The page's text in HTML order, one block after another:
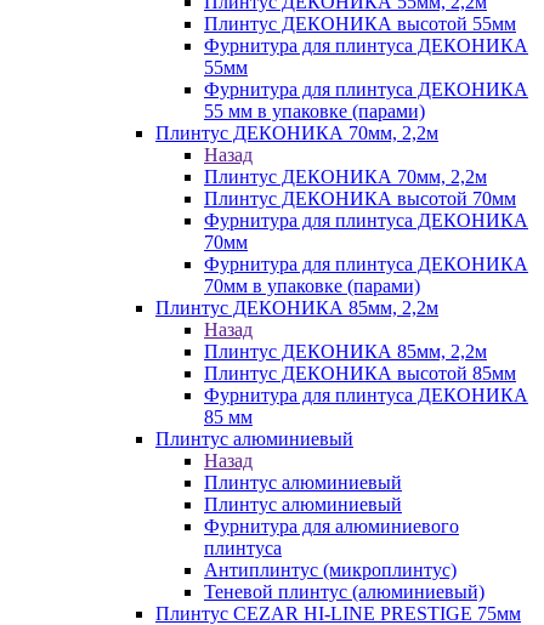
Плинтус ДЕКОНИКА высотой 55мм
Фурнитура для плинтуса ДЕКОНИКА
55мм
Фурнитура для плинтуса ДЕКОНИКА
55 мм в упаковке (парами)
Плинтус ДЕКОНИКА 70мм, 2,2м
Назад
Плинтус ДЕКОНИКА 70мм, 2,2м
Плинтус ДЕКОНИКА высотой 70мм
Фурнитура для плинтуса ДЕКОНИКА
70мм
Фурнитура для плинтуса ДЕКОНИКА
70мм в упаковке (парами)
Плинтус ДЕКОНИКА 85мм, 2,2м
Назад
Плинтус ДЕКОНИКА 85мм, 2,2м
Плинтус ДЕКОНИКА высотой 85мм
Фурнитура для плинтуса ДЕКОНИКА
85 мм
Плинтус алюминиевый
Назад
Плинтус алюминиевый
Плинтус алюминиевый
Фурнитура для алюминиевого
плинтуса
Антиплинтус (микроплинтус)
Теневой плинтус (алюминиевый)
Плинтус CEZAR HI-LINE PRESTIGE 75мм